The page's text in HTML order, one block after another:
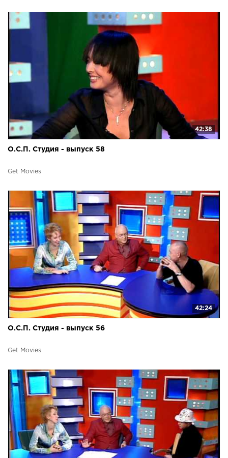
42:38
О.С.П. Студия - выпуск 58
Get Movies
42:24
О.С.П. Студия - выпуск 56
Get Movies